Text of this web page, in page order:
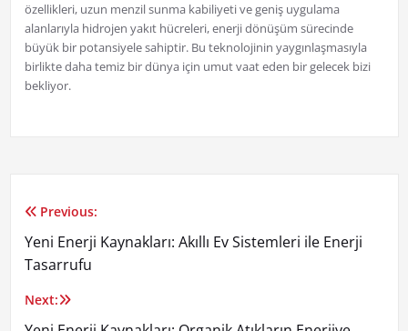
özellikleri, uzun menzil sunma kabiliyeti ve geniş uygulama
alanlarıyla hidrojen yakıt hücreleri, enerji dönüşüm sürecinde
büyük bir potansiyele sahiptir. Bu teknolojinin yaygınlaşmasıyla
birlikte daha temiz bir dünya için umut vaat eden bir gelecek bizi
bekliyor.
Yazı
gezinmesi
Previous:
Yeni Enerji Kaynakları: Akıllı Ev Sistemleri ile Enerji
Tasarrufu
Next: